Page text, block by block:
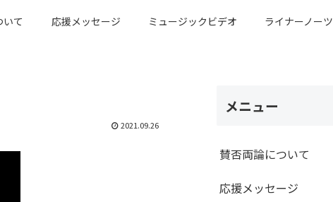
いて 応援メッセージ ミュージックビデオ ライナーノーツ
2021.09.26
メニュー
賛否両論について
応援メッセージ